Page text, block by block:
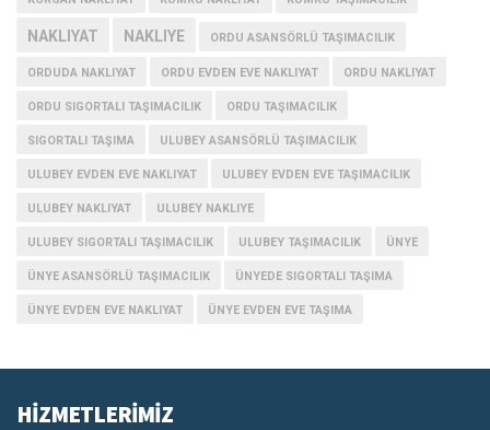
NAKLIYAT NAKLIYE ORDU ASANSÖRLÜ TAŞIMACILIK
ORDUDA NAKLIYAT ORDU EVDEN EVE NAKLIYAT ORDU NAKLIYAT
ORDU SIGORTALI TAŞIMACILIK ORDU TAŞIMACILIK
SIGORTALI TAŞIMA ULUBEY ASANSÖRLÜ TAŞIMACILIK
ULUBEY EVDEN EVE NAKLIYAT ULUBEY EVDEN EVE TAŞIMACILIK
ULUBEY NAKLIYAT ULUBEY NAKLIYE
ULUBEY SIGORTALI TAŞIMACILIK ULUBEY TAŞIMACILIK ÜNYE
ÜNYE ASANSÖRLÜ TAŞIMACILIK ÜNYEDE SIGORTALI TAŞIMA
ÜNYE EVDEN EVE NAKLIYAT ÜNYE EVDEN EVE TAŞIMA
HİZMETLERİMİZ